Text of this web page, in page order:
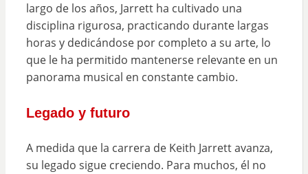
largo de los años, Jarrett ha cultivado una
disciplina rigurosa, practicando durante largas
horas y dedicándose por completo a su arte, lo
que le ha permitido mantenerse relevante en un
panorama musical en constante cambio.
Legado y futuro
A medida que la carrera de Keith Jarrett avanza,
su legado sigue creciendo. Para muchos, él no